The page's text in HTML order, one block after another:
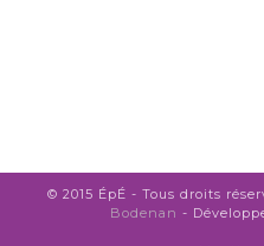
© 2015 ÉpÉ - Tous droits
Bodenan -